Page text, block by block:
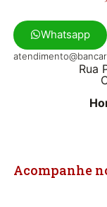
Acompanhe
Whatsapp
Rua